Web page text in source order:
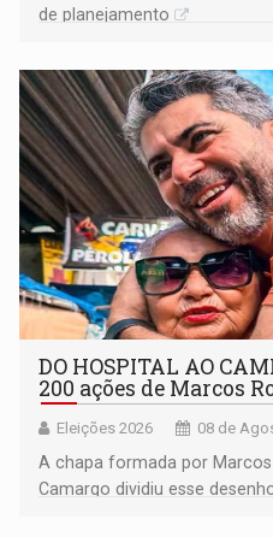
de planejamento
DO HOSPITAL AO
200 ações de Marcos
Eleições 2026 08 de
A chapa formada por
Camargo dividiu esse